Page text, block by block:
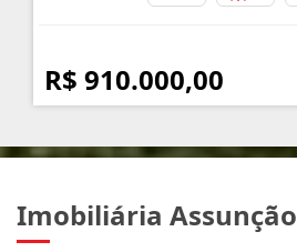
R$ 910.000,00
Imobiliária Assunção